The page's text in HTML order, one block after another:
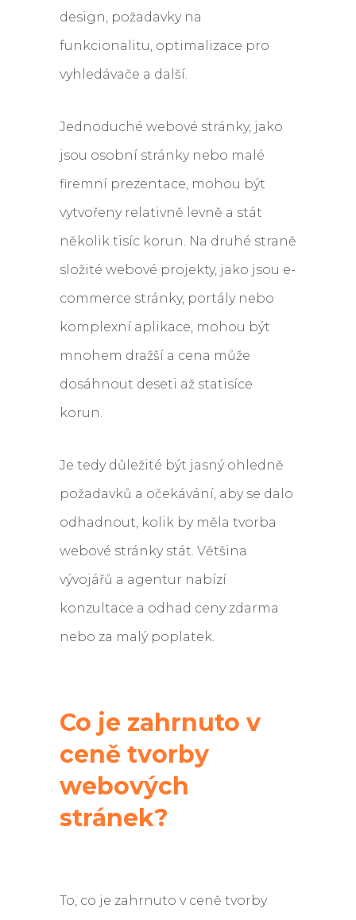
design, požadavky na
funkcionalitu, optimalizace pro
vyhledávače a další.
Jednoduché webové stránky, jako
jsou osobní stránky nebo malé
firemní prezentace, mohou být
vytvořeny relativně levně a stát
několik tisíc korun. Na druhé straně
složité webové projekty, jako jsou e-
commerce stránky, portály nebo
komplexní aplikace, mohou být
mnohem dražší a cena může
dosáhnout deseti až statisíce
korun.
Je tedy důležité být jasný ohledně
požadavků a očekávání, aby se dalo
odhadnout, kolik by měla tvorba
webové stránky stát. Většina
vývojářů a agentur nabízí
konzultace a odhad ceny zdarma
nebo za malý poplatek.
Co je zahrnuto v
ceně tvorby
webových
stránek?
To, co je zahrnuto v ceně tvorby